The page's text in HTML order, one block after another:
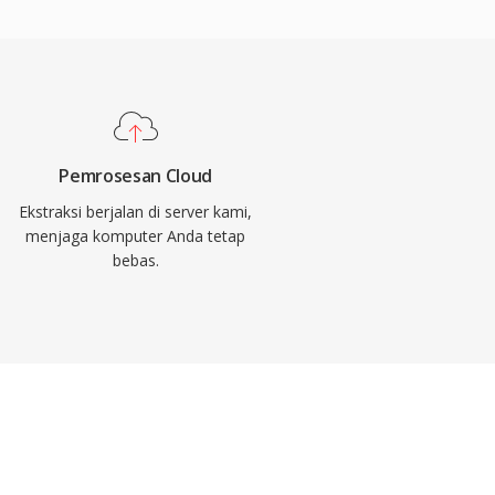
Pemrosesan Cloud
Ekstraksi berjalan di server kami,
menjaga komputer Anda tetap
bebas.